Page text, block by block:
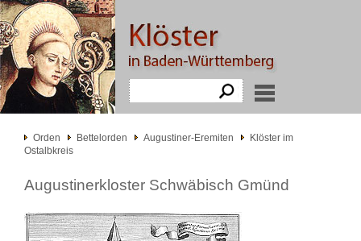
Orden Bettelorden Augustiner-Eremiten
Klöster im
Ostalbkreis
Augustinerkloster Schwäbisch Gmünd